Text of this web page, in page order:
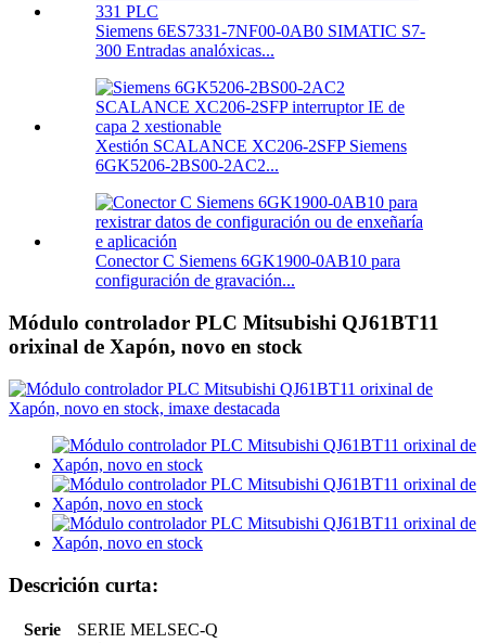
Siemens 6ES7331-7NF00-0AB0 SIMATIC S7-
300 Entradas analóxicas...
Xestión SCALANCE XC206-2SFP Siemens
6GK5206-2BS00-2AC2...
Conector C Siemens 6GK1900-0AB10 para
configuración de gravación...
Módulo controlador PLC Mitsubishi QJ61BT11
orixinal de Xapón, novo en stock
Descrición curta:
Serie
SERIE MELSEC-Q